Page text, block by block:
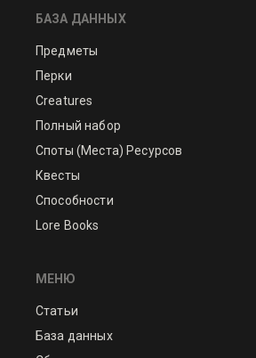
БАЗА ДАННЫХ
Предметы
Перки
Creatures
Полный набор
Споты (Места) Ресурсов
Квесты
Способности
Lore Books
МЕНЮ
Статьи
База данных